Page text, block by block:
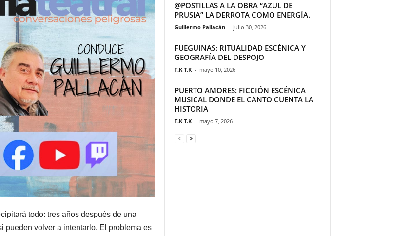
todo: tres años después de una
pueden volver a intentarlo. El problema es
@POSTILLAS A LA OBRA “AZUL DE
PRUSIA” LA DERROTA COMO ENERGÍA.
Guillermo Pallacán - julio 30, 2026
FUEGUINAS: RITUALIDAD ESCÉNICA Y
GEOGRAFÍA DEL DESPOJO
T.K T.K - mayo 10, 2026
PUERTO AMORES: FICCIÓN ESCÉNICA
MUSICAL DONDE EL CANTO CUENTA LA
HISTORIA
T.K T.K - mayo 7, 2026